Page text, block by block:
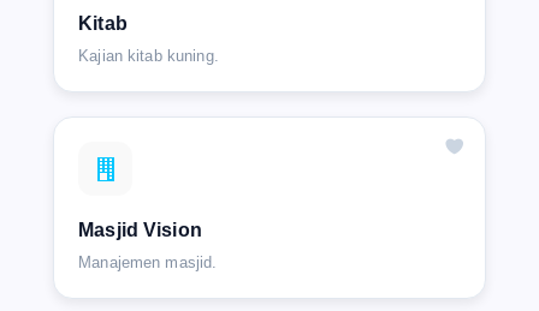
Kitab
Kajian kitab kuning.
Masjid Vision
Manajemen masjid.